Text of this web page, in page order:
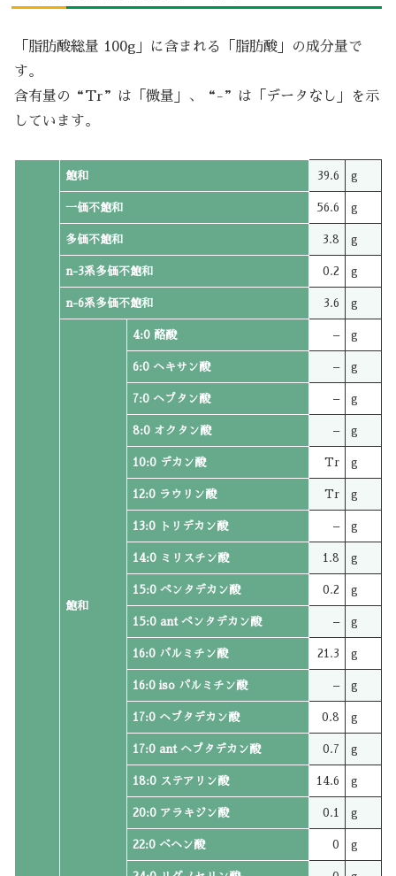
「脂肪酸総量 100g」に含まれる「脂肪酸」の成分量で
す。
含有量の“Tr”は「微量」、“-”は「データなし」を示
しています。
飽和 39.6 g
一価不飽和 56.6 g
多価不飽和 3.8 g
n-3系多価不飽和 0.2 g
n-6系多価不飽和 3.6 g
飽和
4:0 酪酸 – g
6:0 ヘキサン酸 – g
7:0 ヘプタン酸 – g
8:0 オクタン酸 – g
10:0 デカン酸 Tr g
12:0 ラウリン酸 Tr g
13:0 トリデカン酸 – g
14:0 ミリスチン酸 1.8 g
15:0 ペンタデカン酸 0.2 g
15:0 ant ペンタデカン酸 – g
16:0 パルミチン酸 21.3 g
16:0 iso パルミチン酸 – g
17:0 ヘプタデカン酸 0.8 g
17:0 ant ヘプタデカン酸 0.7 g
18:0 ステアリン酸 14.6 g
20:0 アラキジン酸 0.1 g
22:0 ベヘン酸 0 g